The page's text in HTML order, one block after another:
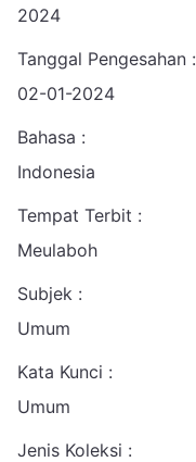
2024
Tanggal Pengesahan :
02-01-2024
Bahasa :
Indonesia
Tempat Terbit :
Meulaboh
Subjek :
Umum
Kata Kunci :
Umum
Jenis Koleksi :